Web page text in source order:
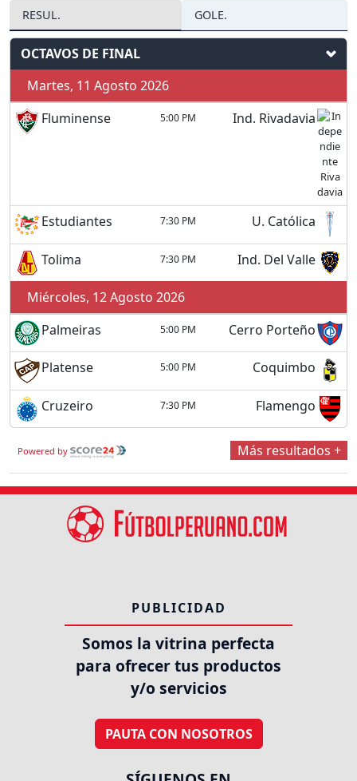
RESUL. GOLE.
OCTAVOS DE FINAL
Martes, 11 Agosto 2026
Fluminense
5:00 PM Ind. Rivadavia
Estudiantes 7:30 PM U. Católica
Tolima 7:30 PM Ind. Del Valle
Miércoles, 12 Agosto 2026
Palmeiras
5:00 PM Cerro Porteño
Platense 5:00 PM Coquimbo
Cruzeiro 7:30 PM Flamengo
Powered by Más resultados +
PUBLICIDAD
Somos la vitrina perfecta
para ofrecer tus productos
y/o servicios
PAUTA CON NOSOTROS